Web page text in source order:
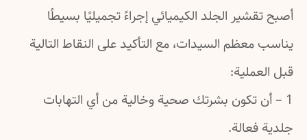
أصبح تقشير الجلد الكيميائي إجراءً تجميليًا بسيطًا
يناسب معظم السيدات، مع التأكيد على النقاط التالية
قبل العملية:
1 – أن تكون بشرتك صحية وخالية من أي التهابات
جلدية فعالة.